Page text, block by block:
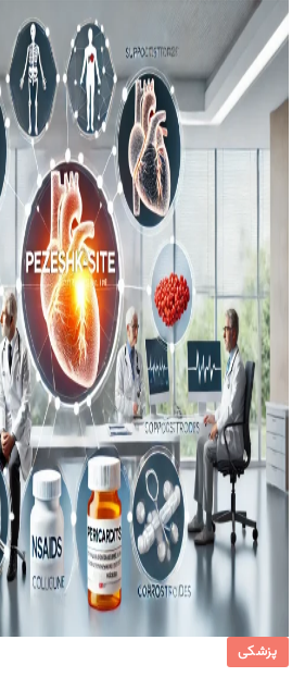
پزشکی